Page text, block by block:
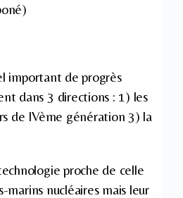
important de progrès
dans 3 directions : 1) les
de IVème génération 3) la
proche de celle
marins nucléaires mais leur